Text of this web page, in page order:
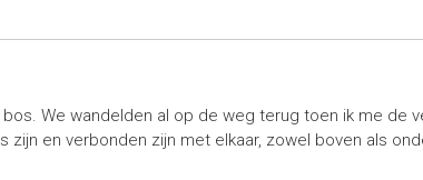
We wandelden al op de weg terug toen ik me de
en verbonden zijn met elkaar, zowel boven als